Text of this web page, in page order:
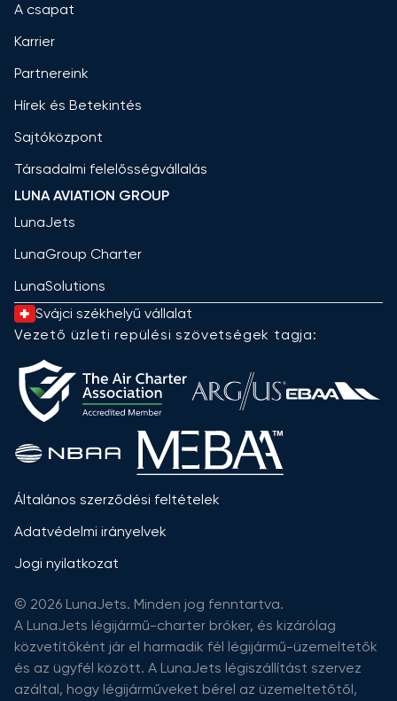
A csapat
Karrier
Partnereink
Hírek és Betekintés
Sajtóközpont
Társadalmi felelősségvállalás
LUNA AVIATION GROUP
LunaJets
LunaGroup Charter
LunaSolutions
Svájci székhelyű vállalat
Vezető üzleti repülési szövetségek tagja:
Általános szerződési feltételek
Adatvédelmi irányelvek
Jogi nyilatkozat
© 2026 LunaJets. Minden jog fenntartva.
A LunaJets légijármű-charter bróker, és kizárólag
közvetítőként jár el harmadik fél légijármű-üzemeltetők
és az ügyfél között. A LunaJets légiszállítást szervez
azáltal, hogy légijárműveket bérel az üzemeltetőtől,